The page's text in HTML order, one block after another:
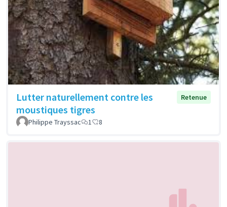
Lutter naturellement contre les
moustiques tigres
Retenue
Philippe Trayssac 1 8